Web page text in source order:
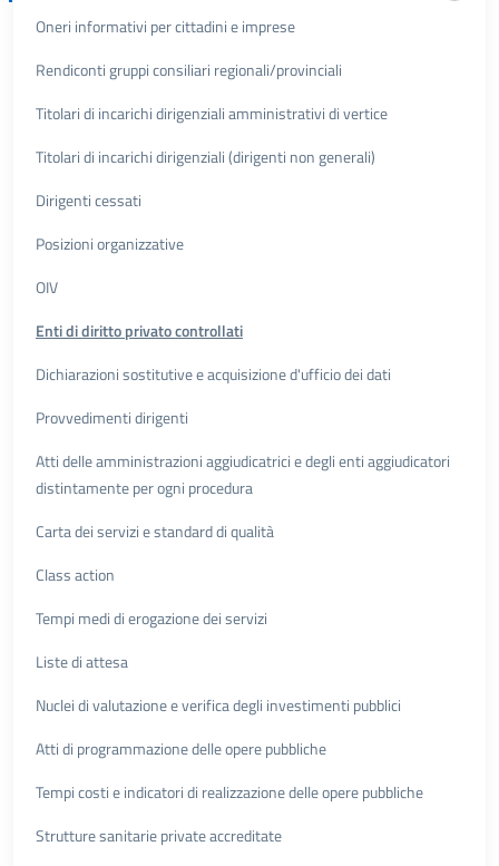
Oneri informativi per cittadini e imprese
Rendiconti gruppi consiliari regionali/provinciali
Titolari di incarichi dirigenziali amministrativi di vertice
Titolari di incarichi dirigenziali (dirigenti non generali)
Dirigenti cessati
Posizioni organizzative
OIV
Enti di diritto privato controllati
Dichiarazioni sostitutive e acquisizione d'ufficio dei dati
Provvedimenti dirigenti
Atti delle amministrazioni aggiudicatrici e degli enti aggiudicatori
distintamente per ogni procedura
Carta dei servizi e standard di qualità
Class action
Tempi medi di erogazione dei servizi
Liste di attesa
Nuclei di valutazione e verifica degli investimenti pubblici
Atti di programmazione delle opere pubbliche
Tempi costi e indicatori di realizzazione delle opere pubbliche
Strutture sanitarie private accreditate